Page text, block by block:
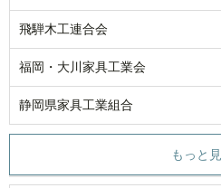
飛騨木工連合会
福岡・大川家具工業会
静岡県家具工業組合
もっと